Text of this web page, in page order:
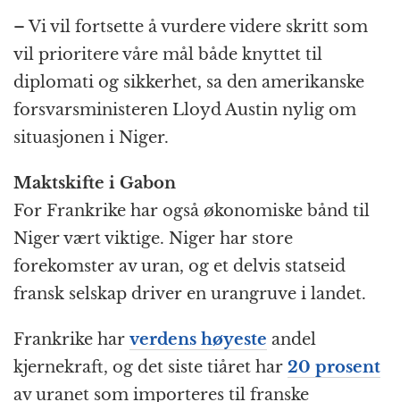
– Vi vil fortsette å vurdere videre skritt som
vil prioritere våre mål både knyttet til
diplomati og sikkerhet, sa den amerikanske
forsvarsministeren Lloyd Austin nylig om
situasjonen i Niger.
Maktskifte i Gabon
For Frankrike har også økonomiske bånd til
Niger vært viktige. Niger har store
forekomster av uran, og et delvis statseid
fransk selskap driver en urangruve i landet.
Frankrike har verdens høyeste andel
kjernekraft, og det siste tiåret har 20 prosent
av uranet som importeres til franske